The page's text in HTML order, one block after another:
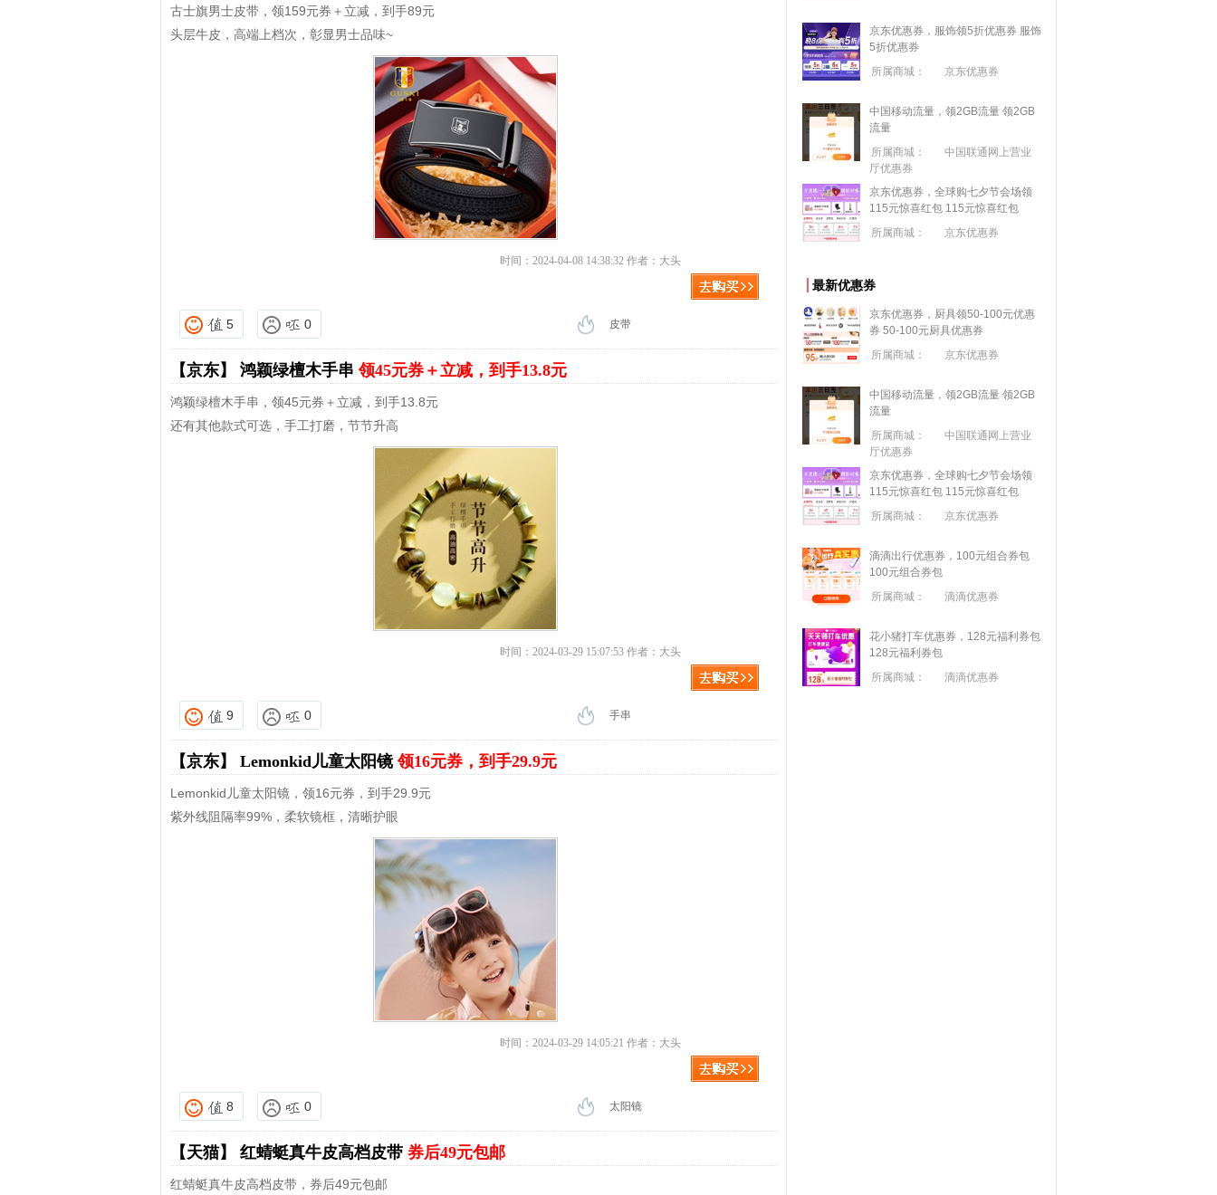
古士旗男士皮带，领159元券＋立减，到手89元
头层牛皮，高端上档次，彰显男士品味~
时间：2024-04-08 14:38:32 作者：大头
5 0 皮带
【京东】 鸿颖绿檀木手串领45元券＋立减，到手13.8元
鸿颖绿檀木手串，领45元券＋立减，到手13.8元
还有其他款式可选，手工打磨，节节升高
时间：2024-03-29 15:07:53 作者：大头
9 0 手串
【京东】 Lemonkid儿童太阳镜领16元券，到手29.9元
Lemonkid儿童太阳镜，领16元券，到手29.9元
紫外线阻隔率99%，柔软镜框，清晰护眼
时间：2024-03-29 14:05:21 作者：大头
8 0 太阳镜
【天猫】 红蜻蜓真牛皮高档皮带 券后49元包邮
红蜻蜓真牛皮高档皮带，券后49元包邮
京东优惠券，服饰领5折优惠券 服饰
5折优惠券
所属商城：
京东优惠券
中国移动流量，领2GB流量 领2GB
流量
所属商城：
中国联通网上营业
厅优惠券
京东优惠券，全球购七夕节会场领
115元惊喜红包 115元惊喜红包
所属商城：
京东优惠券
最新优惠券
京东优惠券，厨具领50-100元优惠
券 50-100元厨具优惠券
所属商城：
京东优惠券
中国移动流量，领2GB流量 领2GB
流量
所属商城：
中国联通网上营业
厅优惠券
京东优惠券，全球购七夕节会场领
115元惊喜红包 115元惊喜红包
所属商城：
京东优惠券
滴滴出行优惠券，100元组合券包
100元组合券包
所属商城：
滴滴优惠券
花小猪打车优惠券，128元福利券包
128元福利券包
所属商城：
滴滴优惠券